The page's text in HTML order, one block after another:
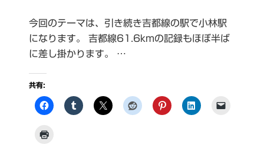
今回のテーマは、引き続き吉都線の駅で小林駅
になります。 吉都線61.6kmの記録もほぼ半ば
に差し掛かります。 …
共有: